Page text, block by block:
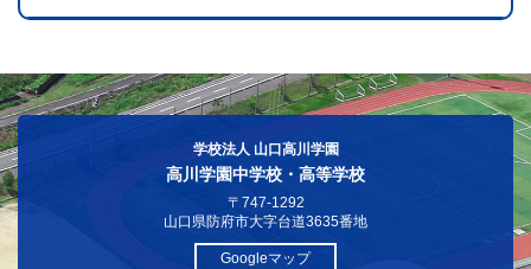
学校法人 山口高川学園
高川学園中学校・高等学校
〒747-1292
山口県防府市大字台道3635番地
Googleマップ